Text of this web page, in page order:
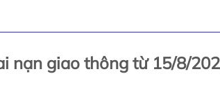
nạn giao thông từ 15/8/